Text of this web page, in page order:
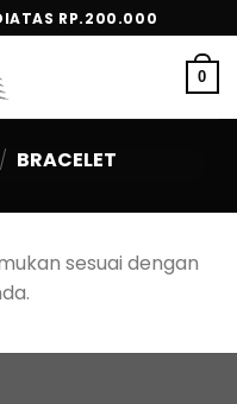
RP.200.000
0
/ BRACELET
sesuai dengan